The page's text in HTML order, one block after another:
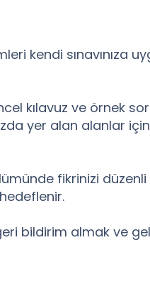
kendi sınavınıza
kılavuz ve örnek
yer alan alanlar için
fikrinizi
bildirim almak ve